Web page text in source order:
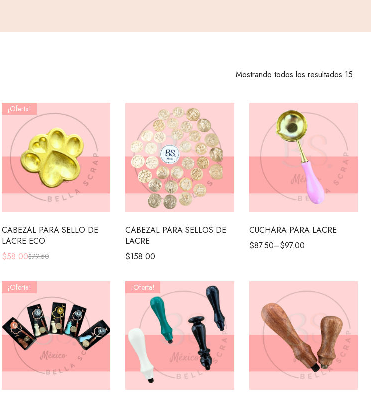
Mostrando todos los resultados 15
¡Oferta!
CABEZAL PARA SELLO DE
LACRE ECO
$79.50
$58.00
CABEZAL PARA SELLOS DE
LACRE
$158.00
CUCHARA PARA LACRE
$87.50–$97.00
¡Oferta! ¡Oferta!